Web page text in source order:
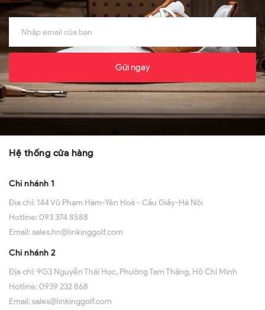
Gửi ngay
Hệ thống cửa hàng
Chi nhánh 1
Địa chỉ: 144 Vũ Phạm Hàm-Yên Hoà - Cầu Giấy-Hà Nội
Hotline:093 374 8588
Email:sales.hn@linkinggolf.com
Chi nhánh 2
Địa chỉ:9G3 Nguyễn Thái Học, Phường Tam Thắng, Hồ Chí Minh
Hotline:0939 232 868
Email:sales@linkinggolf.com